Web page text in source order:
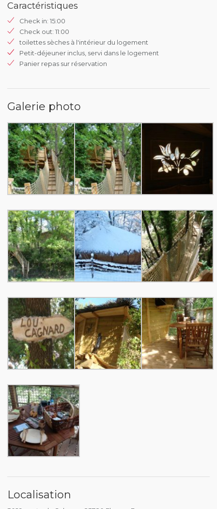
Caractéristiques
Check in: 15:00
Check out: 11:00
toilettes sèches à l'intérieur du logement
Petit-déjeuner inclus, servi dans le logement
Panier repas sur réservation
Galerie photo
Localisation